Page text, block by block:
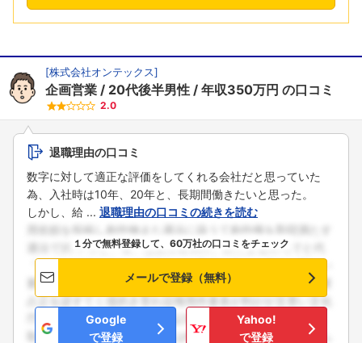
[株式会社オンテックス]
企画営業 20代後半男性 年収350万円 の口コミ
2.0
退職理由の口コミ
数字に対して適正な評価をしてくれる会社だと思っていた
為、入社時は10年、20年と、長期間働きたいと思った。
しかし、給 ... 退職理由の口コミの続きを読む
１分で無料登録して、60万社の口コミをチェック
メールで登録（無料）
Google
で登録
Yahoo!
で登録